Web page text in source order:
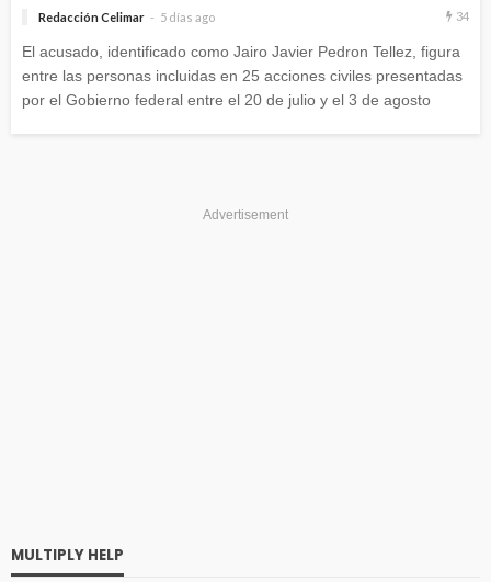
Redacción Celimar 5 días ago 34
El acusado, identificado como Jairo Javier Pedron Tellez, figura
entre las personas incluidas en 25 acciones civiles presentadas
por el Gobierno federal entre el 20 de julio y el 3 de agosto
Advertisement
MULTIPLY HELP